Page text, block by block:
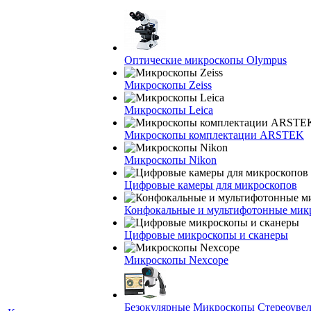
Оптические микроскопы Olympus
Микроскопы Zeiss
Микроскопы Leica
Микроскопы комплектации ARSTEK
Микроскопы Nikon
Цифровые камеры для микроскопов
Конфокальные и мультифотонные
Цифровые микроскопы и сканеры
Микроскопы Nexcope
Безокулярные Микроскопы